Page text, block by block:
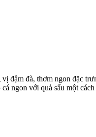
đà, thơm ngon đặc
ngon với quả sấu một